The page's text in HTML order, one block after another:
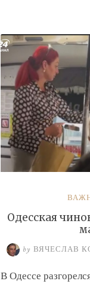
Одесская
by ВЯЧЕСЛАВ
В Одессе